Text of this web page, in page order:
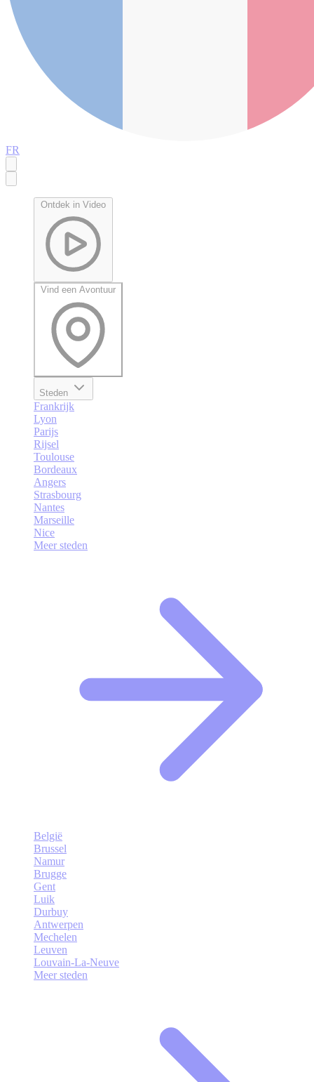
FR
Ontdek in Video
Vind een Avontuur
Steden
Frankrijk
Lyon
Parijs
Rijsel
Toulouse
Bordeaux
Angers
Strasbourg
Nantes
Marseille
Nice
Meer steden
België
Brussel
Namur
Brugge
Gent
Luik
Durbuy
Antwerpen
Mechelen
Leuven
Louvain-La-Neuve
Meer steden